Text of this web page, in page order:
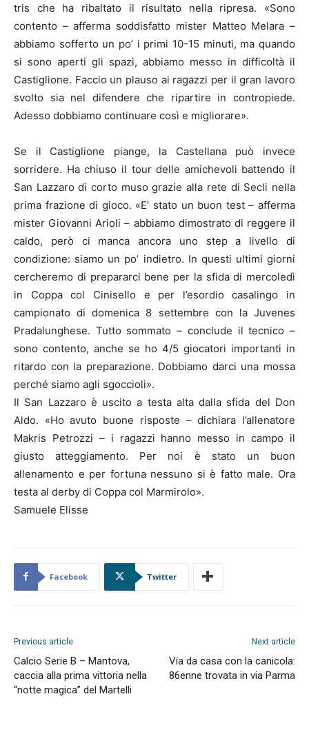
tris che ha ribaltato il risultato nella ripresa. «Sono
contento – afferma soddisfatto mister Matteo Melara –
abbiamo sofferto un po’ i primi 10-15 minuti, ma quando
si sono aperti gli spazi, abbiamo messo in difficoltà il
Castiglione. Faccio un plauso ai ragazzi per il gran lavoro
svolto sia nel difendere che ripartire in contropiede.
Adesso dobbiamo continuare così e migliorare».
Se il Castiglione piange, la Castellana può invece
sorridere. Ha chiuso il tour delle amichevoli battendo il
San Lazzaro di corto muso grazie alla rete di Secli nella
prima frazione di gioco. «E’ stato un buon test – afferma
mister Giovanni Arioli – abbiamo dimostrato di reggere il
caldo, però ci manca ancora uno step a livello di
condizione: siamo un po’ indietro. In questi ultimi giorni
cercheremo di prepararci bene per la sfida di mercoledì
in Coppa col Cinisello e per l’esordio casalingo in
campionato di domenica 8 settembre con la Juvenes
Pradalunghese. Tutto sommato – conclude il tecnico –
sono contento, anche se ho 4/5 giocatori importanti in
ritardo con la preparazione. Dobbiamo darci una mossa
perché siamo agli sgoccioli».
Il San Lazzaro è uscito a testa alta dalla sfida del Don
Aldo. «Ho avuto buone risposte – dichiara l’allenatore
Makris Petrozzi – i ragazzi hanno messo in campo il
giusto atteggiamento. Per noi è stato un buon
allenamento e per fortuna nessuno si è fatto male. Ora
testa al derby di Coppa col Marmirolo».
Samuele Elisse
Facebook Twitter
Previous article
Calcio Serie B – Mantova,
caccia alla prima vittoria nella
“notte magica” del Martelli
Next article
Via da casa con la canicola:
86enne trovata in via Parma